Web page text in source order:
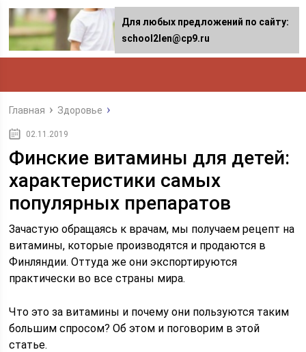
Главная Здоровье
02.11.2019
Финские витамины для детей:
характеристики самых
популярных препаратов
Зачастую обращаясь к врачам, мы получаем рецепт на
витамины, которые производятся и продаются в
Финляндии. Оттуда же они экспортируются
практически во все страны мира.
Что это за витамины и почему они пользуются таким
большим спросом? Об этом и поговорим в этой
статье.
Для любых предложений по сайту:
school2len@cp9.ru